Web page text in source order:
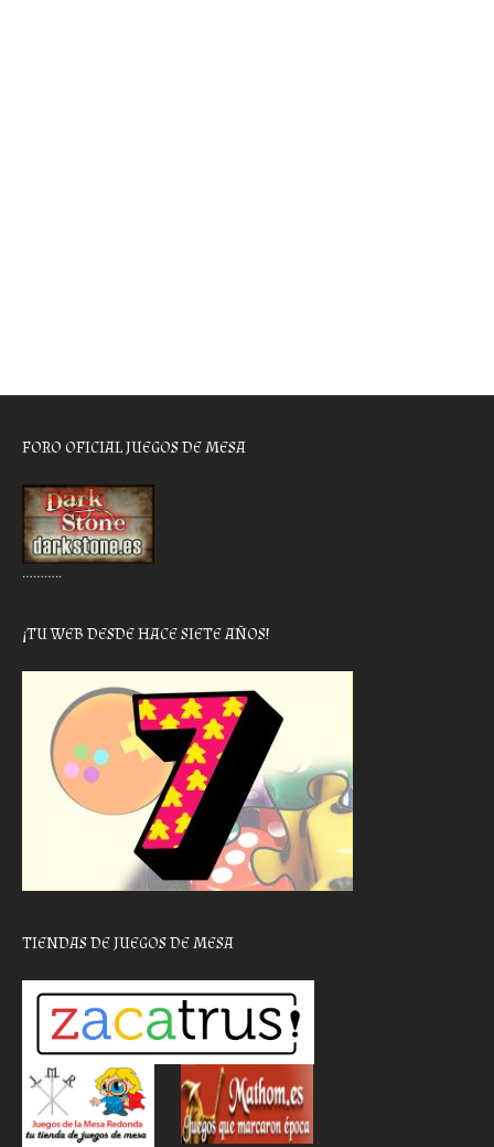
FORO OFICIAL JUEGOS DE MESA
………..
¡TU WEB DESDE HACE SIETE AÑOS!
TIENDAS DE JUEGOS DE MESA